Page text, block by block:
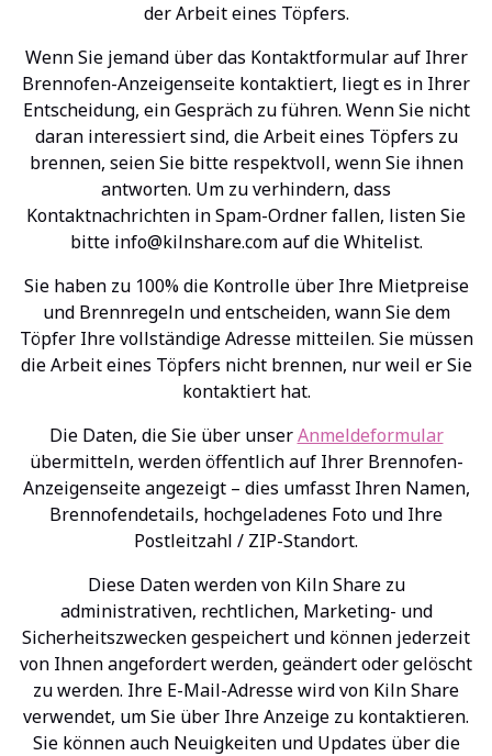
der Arbeit eines Töpfers.
Wenn Sie jemand über das Kontaktformular auf Ihrer
Brennofen-Anzeigenseite kontaktiert, liegt es in Ihrer
Entscheidung, ein Gespräch zu führen. Wenn Sie nicht
daran interessiert sind, die Arbeit eines Töpfers zu
brennen, seien Sie bitte respektvoll, wenn Sie ihnen
antworten. Um zu verhindern, dass
Kontaktnachrichten in Spam-Ordner fallen, listen Sie
bitte info@kilnshare.comauf die Whitelist.
Sie haben zu 100% die Kontrolle über Ihre Mietpreise
und Brennregeln und entscheiden, wann Sie dem
Töpfer Ihre vollständige Adresse mitteilen. Sie müssen
die Arbeit eines Töpfers nicht brennen, nur weil er Sie
kontaktiert hat.
Die Daten, die Sie über unserAnmeldeformular
übermitteln, werden öffentlich auf Ihrer Brennofen-
Anzeigenseite angezeigt – dies umfasst Ihren Namen,
Brennofendetails, hochgeladenes Foto und Ihre
Postleitzahl / ZIP-Standort.
Diese Daten werden von Kiln Share zu
administrativen, rechtlichen, Marketing- und
Sicherheitszwecken gespeichert und können jederzeit
von Ihnen angefordert werden, geändert oder gelöscht
zu werden. Ihre E-Mail-Adresse wird von Kiln Share
verwendet, um Sie über Ihre Anzeige zu kontaktieren.
Sie können auch Neuigkeiten und Updates über die